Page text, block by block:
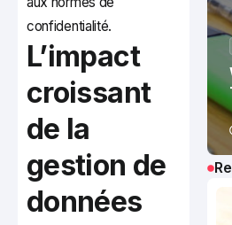
confidentialité.
L’impact
croissant
de la
gestion de
données